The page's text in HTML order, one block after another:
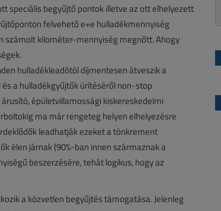
speciális begyűjtő pontok illetve az ott elhelyezett
felvehető e+e hulladékmennyiség
számolt kilométer-mennyiség megnőtt. Ahogy
hulladékleadótól díjmentesen átveszik a
a hulladékgyűjtők ürítéséről non-stop
épületvillamossági kiskereskedelmi
ma már rengeteg helyen elhelyezésre
leadhatják ezeket a tönkrement
élen járnak (90%-ban innen származnak a
beszerzésére, tehát logikus, hogy az
a közvetlen begyűjtés támogatása. Jelenleg